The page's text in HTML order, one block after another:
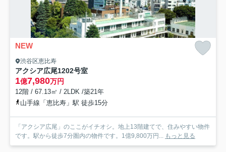
NEW
渋谷区恵比寿
アクシア広尾1202号室
1億7,980万円
12階 / 67.13㎡ / 2LDK /築21年
山手線「恵比寿」駅 徒歩15分
「アクシア広尾」のここがイチオシ。地上13階建てで、住みやすい物件
です。駅から徒歩7分圏内の物件です。1億9,800万円... もっと見る